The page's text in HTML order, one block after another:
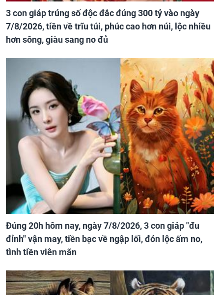
3 con giáp trúng số độc đắc đúng 300 tỷ vào ngày
7/8/2026, tiền về trĩu túi, phúc cao hơn núi, lộc nhiều
hơn sông, giàu sang no đủ
Đúng 20h hôm nay, ngày 7/8/2026, 3 con giáp "đu
đỉnh" vận may, tiền bạc về ngập lối, đón lộc ấm no,
tình tiền viên mãn